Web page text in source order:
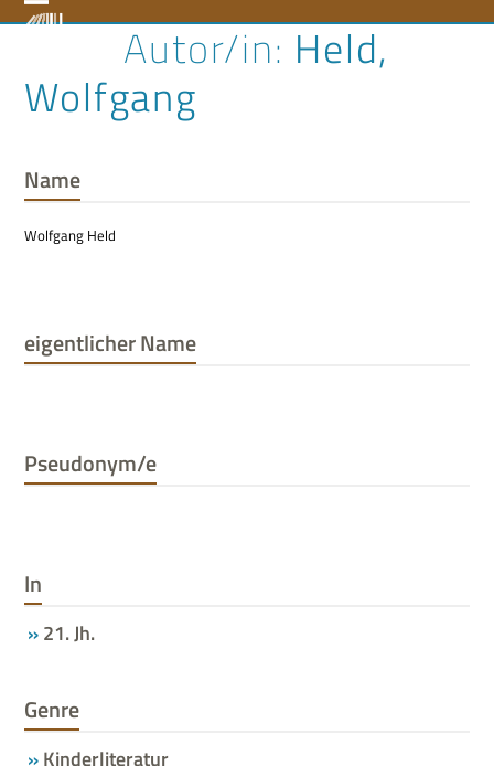
to Open
menu
Close
menu
Held,
Wolfgang
Name
Wolfgang Held
eigentlicher Name
Pseudonym/e
In
21. Jh.
Genre
Kinderliteratur